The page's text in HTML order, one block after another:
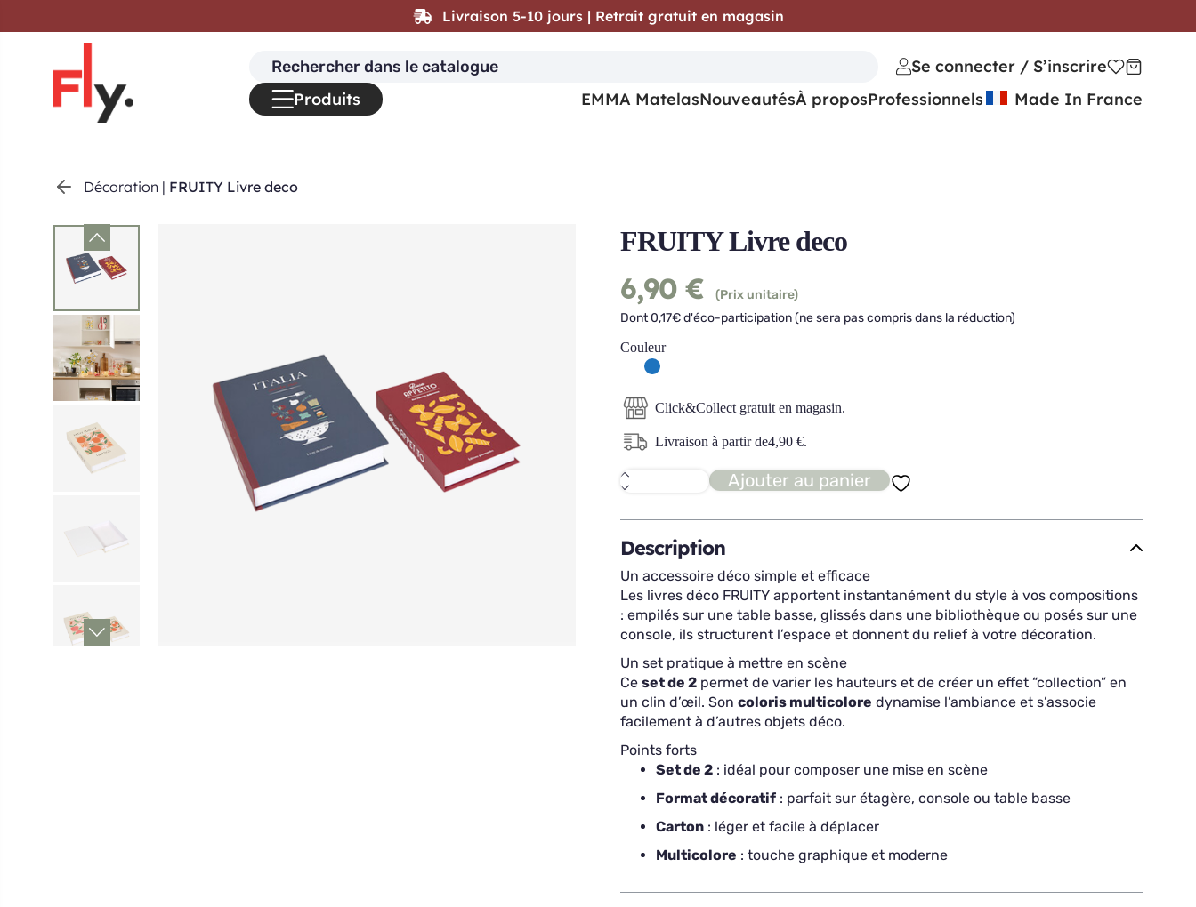
Décoration | FRUITY Livre deco
FRUITY Livre deco
6,90 €
(Prix unitaire)
Dont 0,17€ d'éco-participation (ne sera pas compris dans la réduction)
Couleur
Click&Collect gratuit en magasin.
Livraison à partir de4,90 €.
quantité
de
Livre
deco
Ajouter au panier
Description
Un accessoire déco simple et efficace
Les livres déco FRUITY apportent instantanément du style à vos compositions
: empilés sur une table basse, glissés dans une bibliothèque ou posés sur une
console, ils structurent l’espace et donnent du relief à votre décoration.
Un set pratique à mettre en scène
Ce set de 2 permet de varier les hauteurs et de créer un effet “collection” en
un clin d’œil. Son coloris multicolore dynamise l’ambiance et s’associe
facilement à d’autres objets déco.
Points forts
Set de 2 : idéal pour composer une mise en scène
Format décoratif : parfait sur étagère, console ou table basse
Carton : léger et facile à déplacer
Multicolore : touche graphique et moderne
Livraison 5-10 jours | Retrait gratuit en magasin
Search
for:
Se connecter / S’inscrire
Produits
EMMA MatelasNouveautésÀ proposProfessionnels Made In France